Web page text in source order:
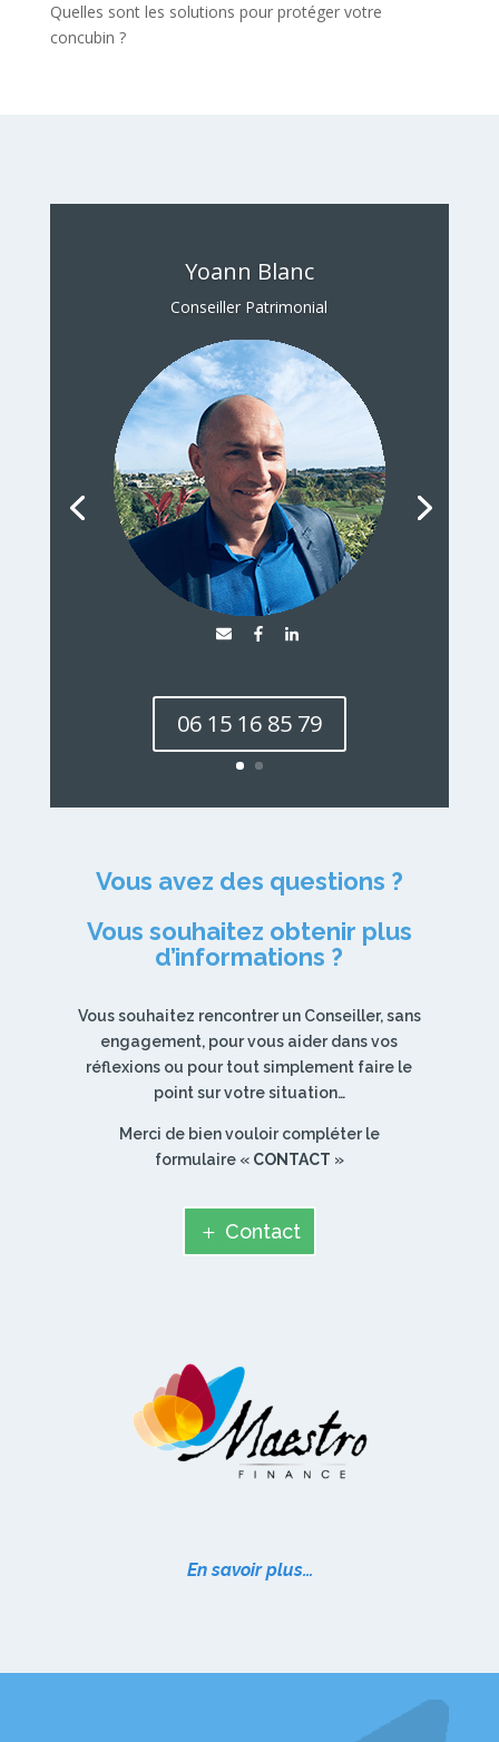
Quelles sont les solutions pour protéger votre
concubin ?
Yoann Blanc
Conseiller Patrimonial
06 15 16 85 79
Vous avez des questions ?
Vous souhaitez obtenir plus
d’informations ?
Vous souhaitez rencontrer un Conseiller, sans
engagement, pour vous aider dans vos
réflexions ou pour tout simplement faire le
point sur votre situation…
Merci de bien vouloir compléter le
formulaire « CONTACT »
Contact
En savoir plus…